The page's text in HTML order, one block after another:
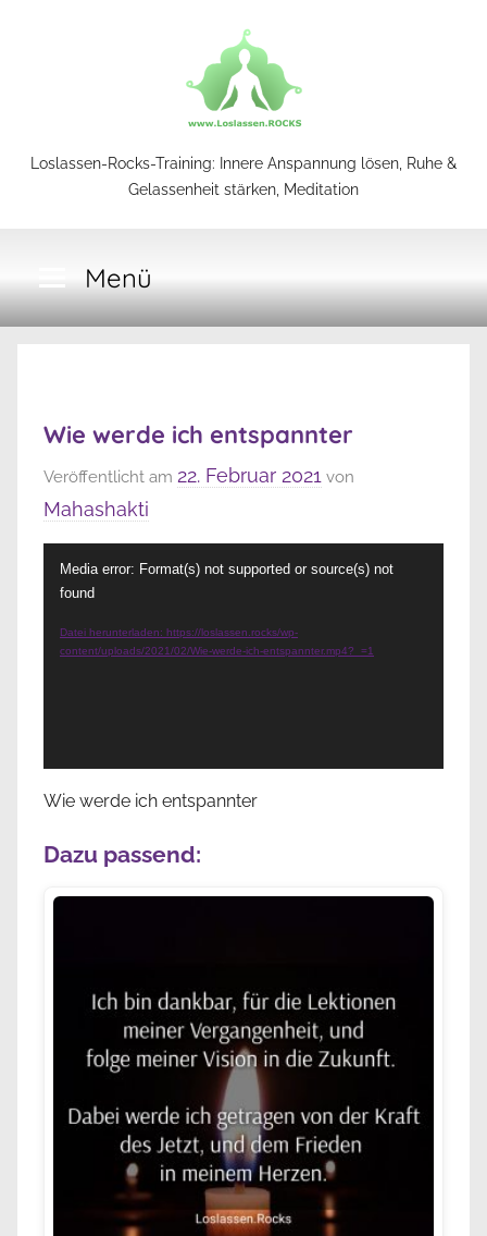
Loslassen-
Training
Loslassen-Rocks-Training: Innere Anspannung lösen, Ruhe &
Gelassenheit stärken, Meditation
Menü
Wie werde ich entspannter
Veröffentlicht am 22. Februar 2021 von
Mahashakti
Player
Media error: Format(s) not supported or source(s) not
found
Datei herunterladen: https://loslassen.rocks/wp-
content/uploads/2021/02/Wie-werde-ich-entspannter.mp4?_=1
Wie werde ich entspannter
Dazu passend: